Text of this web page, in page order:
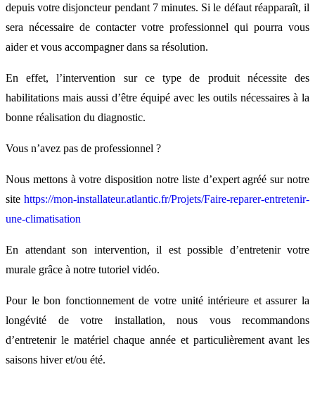
depuis votre disjoncteur pendant 7 minutes. Si le défaut réapparaît, il
sera nécessaire de contacter votre professionnel qui pourra vous
aider et vous accompagner dans sa résolution.
En effet, l’intervention sur ce type de produit nécessite des
habilitations mais aussi d’être équipé avec les outils nécessaires à la
bonne réalisation du diagnostic.
Vous n’avez pas de professionnel ?
Nous mettons à votre disposition notre liste d’expert agréé sur notre
site https://mon-installateur.atlantic.fr/Projets/Faire-reparer-entretenir-
une-climatisation
En attendant son intervention, il est possible d’entretenir votre
murale grâce à notre tutoriel vidéo.
Pour le bon fonctionnement de votre unité intérieure et assurer la
longévité de votre installation, nous vous recommandons
d’entretenir le matériel chaque année et particulièrement avant les
saisons hiver et/ou été.